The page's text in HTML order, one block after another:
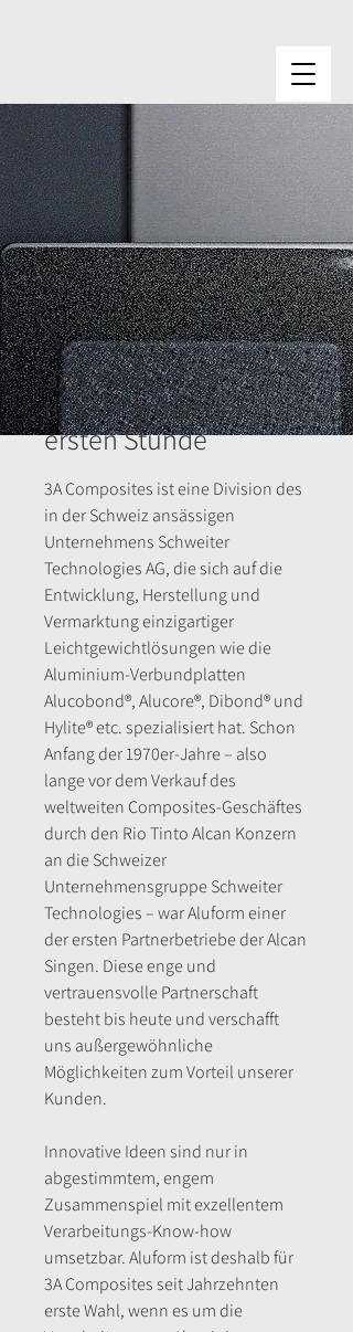
3A Composites –
unser Partner der
ersten Stunde
3A Composites ist eine Division des
in der Schweiz ansässigen
Unternehmens Schweiter
Technologies AG, die sich auf die
Entwicklung, Herstellung und
Vermarktung einzigartiger
Leichtgewichtlösungen wie die
Aluminium-Verbundplatten
Alucobond®, Alucore®, Dibond® und
Hylite® etc. spezialisiert hat. Schon
Anfang der 1970er-Jahre – also
lange vor dem Verkauf des
weltweiten Composites-Geschäftes
durch den Rio Tinto Alcan Konzern
an die Schweizer
Unternehmensgruppe Schweiter
Technologies – war Aluform einer
der ersten Partnerbetriebe der Alcan
Singen. Diese enge und
vertrauensvolle Partnerschaft
besteht bis heute und verschafft
uns außergewöhnliche
Möglichkeiten zum Vorteil unserer
Kunden.
Innovative Ideen sind nur in
abgestimmtem, engem
Zusammenspiel mit exzellentem
Verarbeitungs-Know-how
umsetzbar. Aluform ist deshalb für
3A Composites seit Jahrzehnten
erste Wahl, wenn es um die